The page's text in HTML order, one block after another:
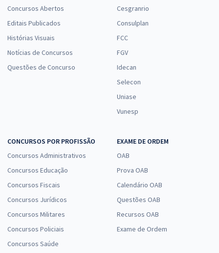
Concursos Abertos
Editais Publicados
Histórias Visuais
Notícias de Concursos
Questões de Concurso
Cesgranrio
Consulplan
FCC
FGV
Idecan
Selecon
Uniase
Vunesp
CONCURSOS POR PROFISSÃO
Concursos Administrativos
Concursos Educação
Concursos Fiscais
Concursos Jurídicos
Concursos Militares
Concursos Policiais
Concursos Saúde
EXAME DE ORDEM
OAB
Prova OAB
Calendário OAB
Questões OAB
Recursos OAB
Exame de Ordem